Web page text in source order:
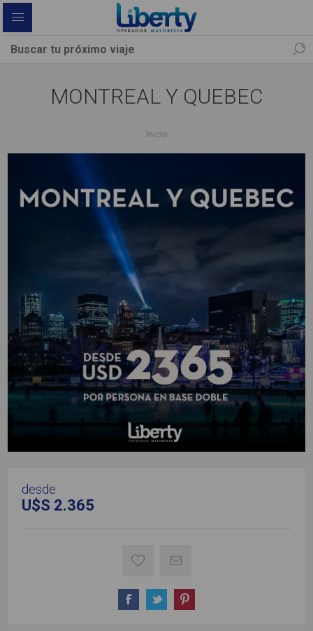
MONTREAL Y QUEBEC
Inicio
desde
U$S 2.365